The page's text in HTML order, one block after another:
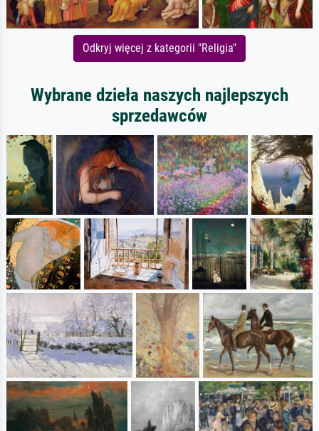
Odkryj więcej z kategorii "Religia"
Wybrane dzieła naszych najlepszych
sprzedawców